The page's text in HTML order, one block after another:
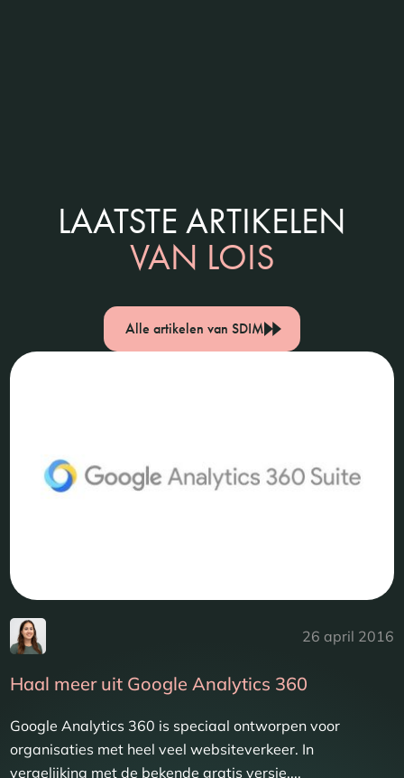
LAATSTE ARTIKELEN
VAN LOIS
Alle artikelen van SDIM
26 april 2016
Haal meer uit Google Analytics 360
Google Analytics 360 is speciaal ontworpen voor
organisaties met heel veel websiteverkeer. In
vergelijking met de bekende gratis versie,...